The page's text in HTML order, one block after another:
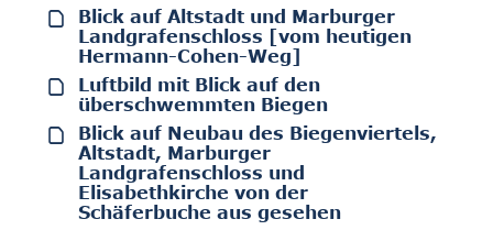
Blick auf Altstadt und Marburger
Landgrafenschloss [vom heutigen
Hermann-Cohen-Weg]
Luftbild mit Blick auf den
überschwemmten Biegen
Blick auf Neubau des Biegenviertels,
Altstadt, Marburger
Landgrafenschloss und
Elisabethkirche von der
Schäferbuche aus gesehen